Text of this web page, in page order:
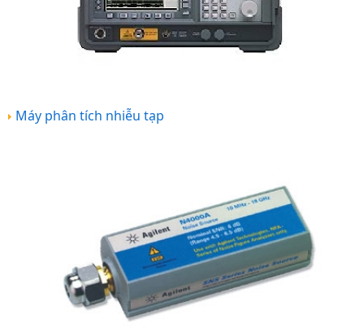
Máy phân tích nhiễu tạp